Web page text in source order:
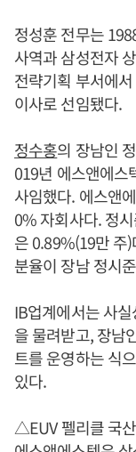
정성훈 전무는
사역과 삼성전자
전략기획 부서에
이사로 선임됐다.
정수홍의 장남인
019년 에스앤에스
사임했다. 에스앤
0% 자회사다. 정
은 0.89%(19만 주
분율이 장남 정시
IB업계에서는 사
을 물려받고, 장남
트를 운영하는 식
있다.
△EUV 펠리클 국